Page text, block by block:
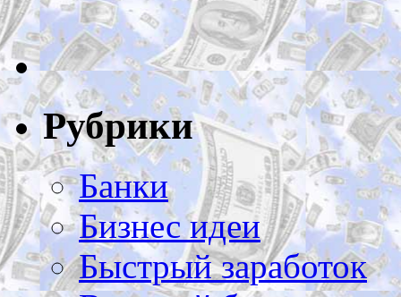
Рубрики
Банки
Бизнес идеи
Быстрый заработок